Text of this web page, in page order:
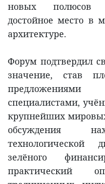
новых полюсов
достойное место в
архитектуре.
Форум подтвердил
значение, став
специалистами,
крупнейших
обсуждения
технологической
зелёного
практический